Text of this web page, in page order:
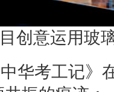
目创意运用玻
考工记》